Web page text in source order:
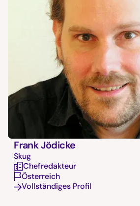
Frank Jödicke
Skug
Chefredakteur
Österreich
Vollständiges Profil